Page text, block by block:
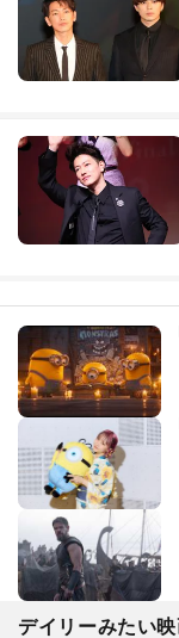
デイリーみたい